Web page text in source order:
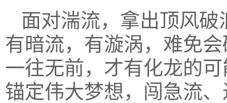
面对湍流，拿出顶风
有暗流，有漩涡，难免
一往无前，才有化龙的
锚定伟大梦想，闯急流